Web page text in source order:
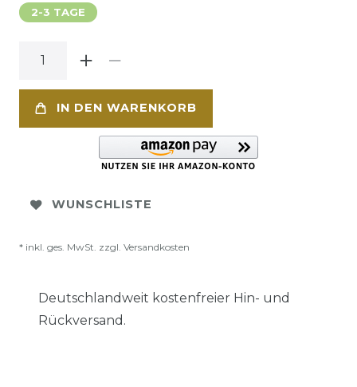
2-3 TAGE
IN DEN WARENKORB
WUNSCHLISTE
* inkl. ges. MwSt. zzgl. Versandkosten
Deutschlandweit kostenfreier Hin- und
Rückversand.